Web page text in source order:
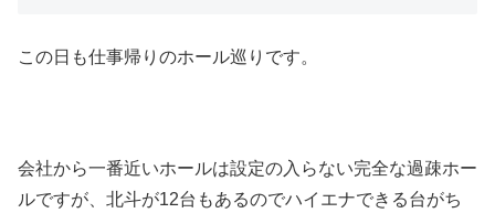
この日も仕事帰りのホール巡りです。
会社から一番近いホールは設定の入らない完全な過疎ホー
ルですが、北斗が12台もあるのでハイエナできる台がち